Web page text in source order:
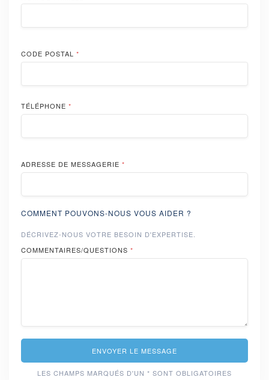
CODE POSTAL *
TÉLÉPHONE *
ADRESSE DE MESSAGERIE *
COMMENT POUVONS-NOUS VOUS AIDER ?
DÉCRIVEZ-NOUS VOTRE BESOIN D'EXPERTISE.
COMMENTAIRES/QUESTIONS *
ENVOYER LE MESSAGE
LES CHAMPS MARQUÉS D'UN * SONT OBLIGATOIRES